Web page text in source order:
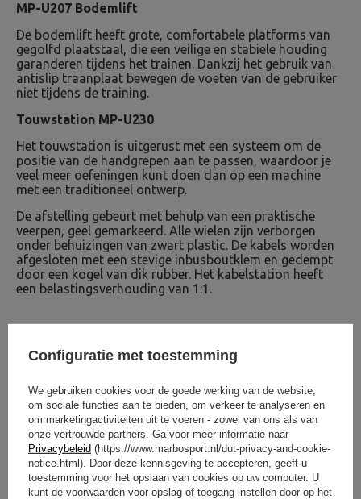
MP-U207 Bodemlift
De bodemlift heeft grote, comfortabele platforms van
gegolfd plaatstaal, die een veilige en stabiele houding
garanderen tijdens het trainen. Dankzij het gebruik van
antislip traanplaat bewegen de voeten van de gebruiker
niet tijdens de training.
Touwstation MP-U230
Het touwstation is uitgerust met een systeem om de
positie van de handgrepen aan te passen, waardoor je
veel meer oefeningen kunt doen dan op een machine
met een traditioneel ontwerp.
De afstelling gebeurt met behulp van een praktische
veerpen, geel gemarkeerd. Alle wielen zijn verborgen
onder behuizingen van zwart plastic. De kabels worden
afgesloten met een stevige inbusboutklem en gedempt
door een kogel van dik rubber. Het kabelstation heeft
een belastingsverhouding van 1:1.
Configuratie met toestemming
We gebruiken cookies voor de goede werking van de website,
om sociale functies aan te bieden, om verkeer te analyseren en
om marketingactiviteiten uit te voeren - zowel van ons als van
onze vertrouwde partners. Ga voor meer informatie naar
Privacybeleid (https://www.marbosport.nl/dut-privacy-and-cookie-
notice.html). Door deze kennisgeving te accepteren, geeft u
toestemming voor het opslaan van cookies op uw computer. U
kunt de voorwaarden voor opslag of toegang instellen door op het